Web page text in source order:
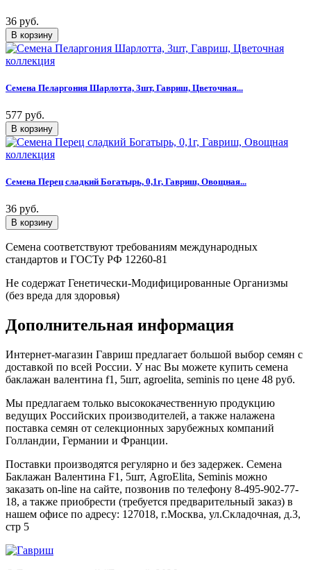
36 руб.
Семена Пеларгония Шарлотта, 3шт, Гавриш, Цветочная...
577 руб.
Семена Перец сладкий Богатырь, 0,1г, Гавриш, Овощная...
36 руб.
Семена соответствуют требованиям международных
стандартов и ГОСТу РФ 12260-81
Не содержат Генетически-Модифицированные Организмы
(без вреда для здоровья)
Дополнительная информация
Интернет-магазин Гавриш предлагает большой выбор семян с
доставкой по всей России. У нас Вы можете купить семена
баклажан валентина f1, 5шт, agroelita, seminis по цене 48 руб.
Мы предлагаем только высококачественную продукцию
ведущих Российских производителей, а также налажена
поставка семян от селекционных зарубежных компаний
Голландии, Германии и Франции.
Поставки производятся регулярно и без задержек. Семена
Баклажан Валентина F1, 5шт, AgroElita, Seminis можно
заказать on-line на сайте, позвонив по телефону 8-495-902-77-
18, а также приобрести (требуется предварительный заказ) в
нашем офисе по адресу: 127018, г.Москва, ул.Складочная, д.3,
стр 5